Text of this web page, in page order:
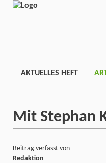
AKTUELLES HEFT
Mit Stephan
Beitrag verfasst von
Redaktion